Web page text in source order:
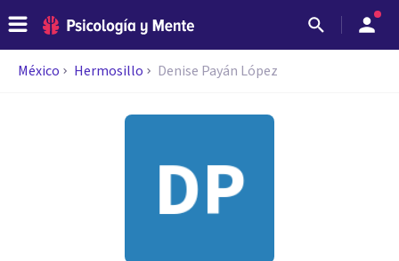
México Hermosillo Denise Payán López